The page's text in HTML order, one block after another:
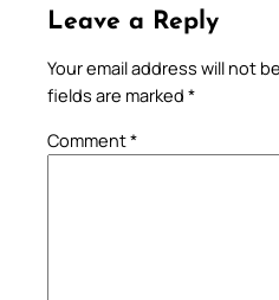
Leave a Reply
Your email address will not
fields are marked *
Comment*